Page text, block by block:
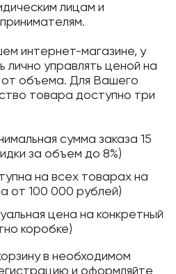
лицам и
интернет-магазине, у
лично управлять ценой на
от объема. Для Вашего
товара доступно три
сумма заказа 15
за объем до 8%)
на всех товарах на
от 100 000 рублей)
цена на конкретный
коробке)
в необходимом
и оформляйте